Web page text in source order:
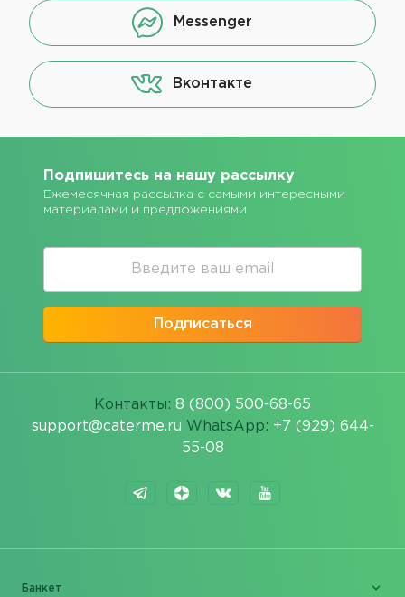
Messenger
Вконтакте
Подпишитесь на нашу рассылку
Ежемесячная рассылка с самыми интересными
материалами и предложениями
Подписаться
Контакты: 8 (800) 500-68-65
support@caterme.ru WhatsApp: +7 (929) 644-
55-08
Банкет